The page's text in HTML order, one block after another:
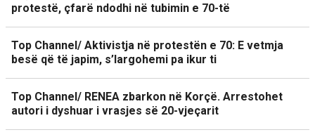
protestë, çfarë ndodhi në tubimin e 70-të
Top Channel/ Aktivistja në protestën e 70: E vetmja
besë që të japim, s’largohemi pa ikur ti
Top Channel/ RENEA zbarkon në Korçë. Arrestohet
autori i dyshuar i vrasjes së 20-vjeçarit